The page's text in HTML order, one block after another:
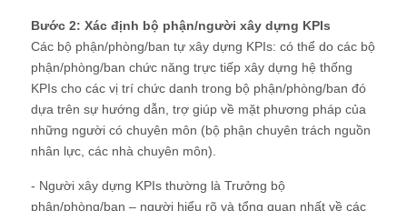
Bước 2: Xác định bộ phận/người xây dựng KPIs
Các bộ phận/phòng/ban tự xây dựng KPIs: có thể do các bộ
phận/phòng/ban chức năng trực tiếp xây dựng hệ thống
KPIs cho các vị trí chức danh trong bộ phận/phòng/ban đó
dựa trên sự hướng dẫn, trợ giúp về mặt phương pháp của
những người có chuyên môn (bộ phận chuyên trách nguồn
nhân lực, các nhà chuyên môn).
- Người xây dựng KPIs thường là Trưởng bộ
phận/phòng/ban – người hiểu rõ và tổng quan nhất về các